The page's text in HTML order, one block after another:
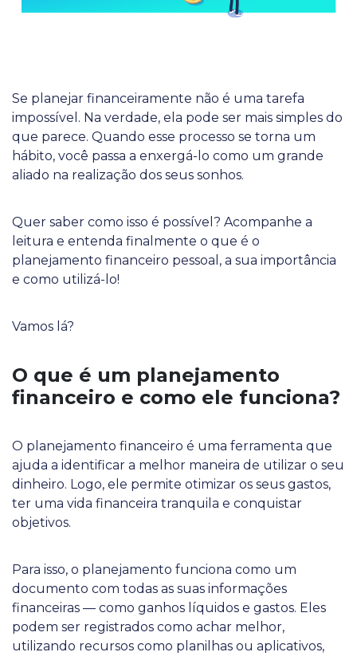
Se planejar financeiramente não é uma tarefa
impossível. Na verdade, ela pode ser mais simples do
que parece. Quando esse processo se torna um
hábito, você passa a enxergá-lo como um grande
aliado na realização dos seus sonhos.
Quer saber como isso é possível? Acompanhe a
leitura e entenda finalmente o que é o
planejamento financeiro pessoal, a sua importância
e como utilizá-lo!
Vamos lá?
O que é um planejamento
financeiro e como ele funciona?
O planejamento financeiro é uma ferramenta que
ajuda a identificar a melhor maneira de utilizar o seu
dinheiro. Logo, ele permite otimizar os seus gastos,
ter uma vida financeira tranquila e conquistar
objetivos.
Para isso, o planejamento funciona como um
documento com todas as suas informações
financeiras — como ganhos líquidos e gastos. Eles
podem ser registrados como achar melhor,
utilizando recursos como planilhas ou aplicativos,